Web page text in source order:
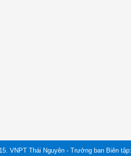
VNPT Thái Nguyên - Trưởng ban Biên